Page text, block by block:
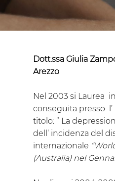
Dott.ssa Giulia
Arezzo
Nel 2003 si Laurea
conseguita presso l’
titolo: “ La
dell’ incidenza del
internazionale
(Australia) nel